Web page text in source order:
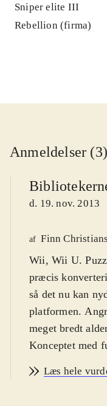
Sniper elite III
Rebellion (firma)
Anmeldelser (3)
d. 19. nov. 2013
af Finn
Wii, Wii U.
præcis
så det nu kan
platformen.
meget bredt
Konceptet med
hysterisk
Læs hele